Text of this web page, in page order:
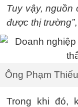
Tuy vậy, nguồn
được thị trường”
Ông Phạm
Trong khi đó,